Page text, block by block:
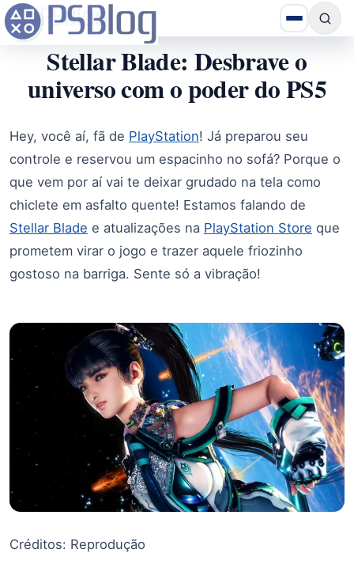
Stellar Blade: Desbrave o
universo com o poder do PS5
Hey, você aí, fã de PlayStation! Já preparou seu
controle e reservou um espacinho no sofá? Porque o
que vem por aí vai te deixar grudado na tela como
chiclete em asfalto quente! Estamos falando de
Stellar Blade e atualizações na PlayStation Store que
prometem virar o jogo e trazer aquele friozinho
gostoso na barriga. Sente só a vibração!
Créditos: Reprodução